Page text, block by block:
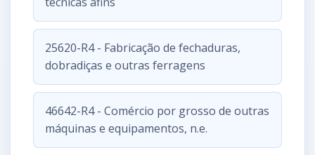
25620-R4 - Fabricação de fechaduras,
dobradiças e outras ferragens
46642-R4 - Comércio por grosso de outras
máquinas e equipamentos, n.e.